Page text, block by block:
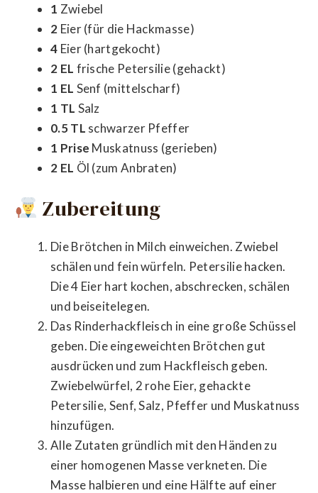
1 Zwiebel
2 Eier (für die Hackmasse)
4 Eier (hartgekocht)
2 EL frische Petersilie (gehackt)
1 EL Senf (mittelscharf)
1 TL Salz
0.5 TL schwarzer Pfeffer
1 Prise Muskatnuss (gerieben)
2 EL Öl (zum Anbraten)
Zubereitung
Die Brötchen in Milch einweichen. Zwiebel
schälen und fein würfeln. Petersilie hacken.
Die 4 Eier hart kochen, abschrecken, schälen
und beiseitelegen.
Das Rinderhackfleisch in eine große Schüssel
geben. Die eingeweichten Brötchen gut
ausdrücken und zum Hackfleisch geben.
Zwiebelwürfel, 2 rohe Eier, gehackte
Petersilie, Senf, Salz, Pfeffer und Muskatnuss
hinzufügen.
Alle Zutaten gründlich mit den Händen zu
einer homogenen Masse verkneten. Die
Masse halbieren und eine Hälfte auf einer